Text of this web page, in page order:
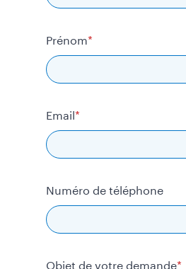
Prénom
Email
Numéro de téléphone
Objet de votre demande